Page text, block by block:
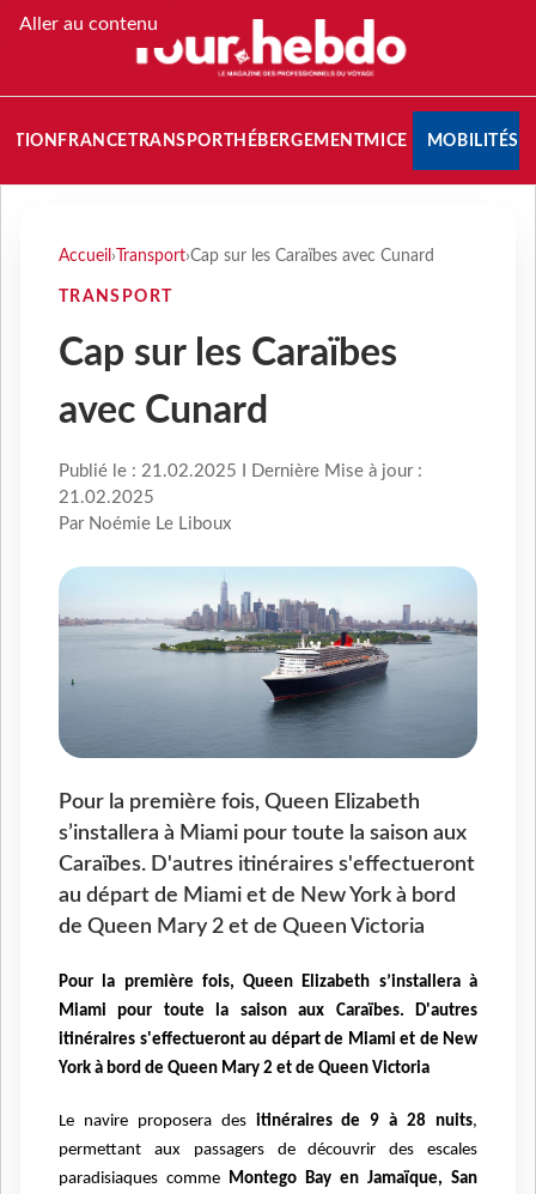
Aller au contenu
FRANCETRANSPORT HÉBERGEMENTMICE MOBILITÉS
Accueil › Transport›Cap sur les Caraïbes avec Cunard
TRANSPORT
Cap sur les Caraïbes
avec Cunard
Publié le : 21.02.2025 I Dernière Mise à jour :
21.02.2025
Par Noémie Le Liboux
Pour la première fois, Queen Elizabeth
s’installera à Miami pour toute la saison aux
Caraïbes. D'autres itinéraires s'effectueront
au départ de Miami et de New York à bord
de Queen Mary 2 et de Queen Victoria
Pour la première fois, Queen Elizabeth s’installera à
Miami pour toute la saison aux Caraïbes. D'autres
itinéraires s'effectueront au départ de Miami et de New
York à bord de Queen Mary 2 et de Queen Victoria
Le navire proposera des itinéraires de 9 à 28 nuits,
permettant aux passagers de découvrir des escales
paradisiaques comme Montego Bay en Jamaïque, San